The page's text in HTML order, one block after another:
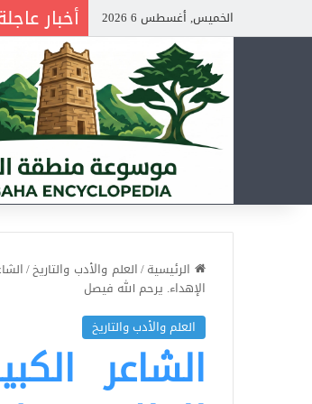
الخميس, أغسطس 6 2026 أخبار
الرئيسية/العلم والأدب والتاريخ/
الإهداء. يرحم الله فيصل
العلم والأدب والتاريخ
الشاعر